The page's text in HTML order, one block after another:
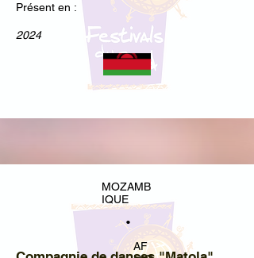
Présent en :
2024
MOZAMB
IQUE
•
AF